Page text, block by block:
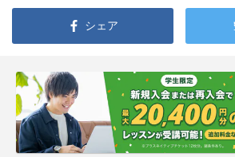
シェア